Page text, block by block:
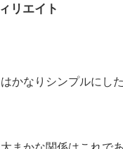
リエイト
かなりシンプルにし